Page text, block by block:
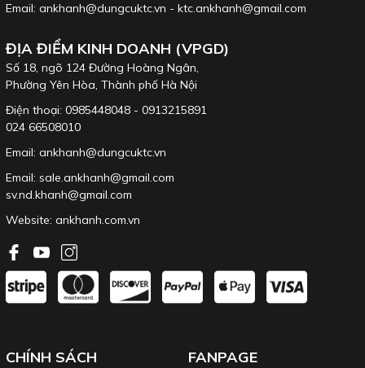
Email: ankhanh@dungcuktc.vn - ktc.ankhanh@gmail.com
ĐỊA ĐIỂM KINH DOANH (VPGD)
Số 18, ngõ 124 Đường Hoàng Ngân,
Phường Yên Hòa, Thành phố Hà Nội
Điện thoại: 0985448048 - 0913215891
024 66508010
Email: ankhanh@dungcuktc.vn
Email: sale.ankhanh@gmail.com
sv.nd.khanh@gmail.com
Website: ankhanh.com.vn
CHÍNH SÁCH FANPAGE